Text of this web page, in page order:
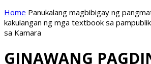
Home Panukalang magbibigay ng
kakulangan ng mga textbook sa
sa Kamara
GINAWANG